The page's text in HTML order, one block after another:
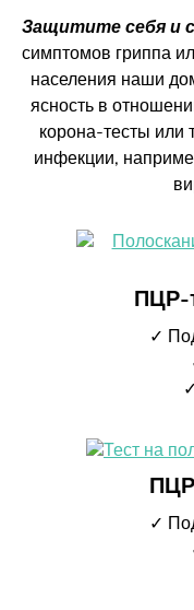
Защитите себя и
симптомов гриппа
населения наши
ясность в
корона-тесты или
инфекции,
ПЦР-
✓
✓